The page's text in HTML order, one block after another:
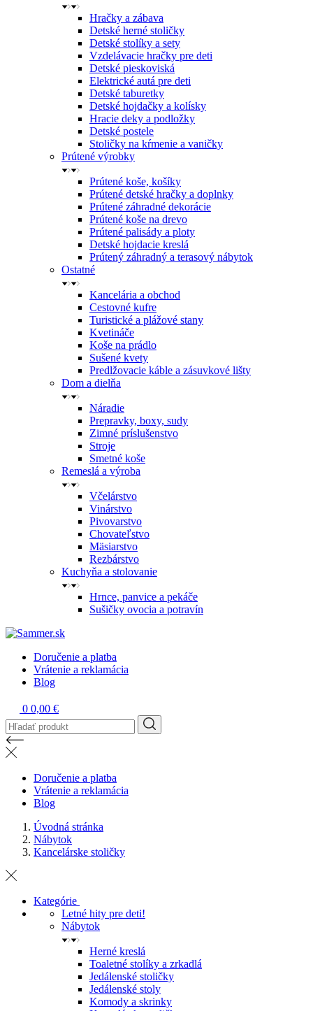
Hračky a zábava
Detské herné stoličky
Detské stolíky a sety
Vzdelávacie hračky pre deti
Detské pieskoviská
Elektrické autá pre deti
Detské taburetky
Detské hojdačky a kolísky
Hracie deky a podložky
Detské postele
Stoličky na kŕmenie a vaničky
Prútené výrobky
Prútené koše, košíky
Prútené detské hračky a doplnky
Prútené záhradné dekorácie
Prútené koše na drevo
Prútené palisády a ploty
Detské hojdacie kreslá
Prútený záhradný a terasový nábytok
Ostatné
Kancelária a obchod
Cestovné kufre
Turistické a plážové stany
Kvetináče
Koše na prádlo
Sušené kvety
Predlžovacie káble a zásuvkové lišty
Dom a dielňa
Náradie
Prepravky, boxy, sudy
Zimné príslušenstvo
Stroje
Smetné koše
Remeslá a výroba
Včelárstvo
Vinárstvo
Pivovarstvo
Chovateľstvo
Mäsiarstvo
Rezbárstvo
Kuchyňa a stolovanie
Hrnce, panvice a pekáče
Sušičky ovocia a potravín
Doručenie a platba
Vrátenie a reklamácia
Blog
0 0,00 €
Doručenie a platba
Vrátenie a reklamácia
Blog
Úvodná stránka
Nábytok
Kancelárske stoličky
Kategórie
Letné hity pre deti!
Nábytok
Herné kreslá
Toaletné stolíky a zrkadlá
Jedálenské stoličky
Jedálenské stoly
Komody a skrinky